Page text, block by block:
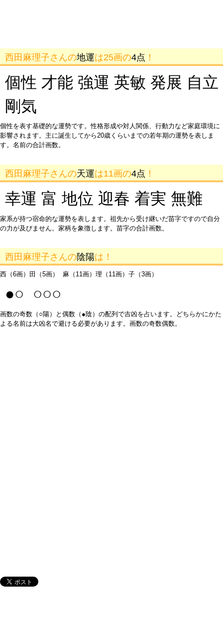
西田麻理子さんの地運は25画の4点 ！
個性 才能 強運 英敏 発展 自立
剛気
個性を表す基礎的な運勢です。性格形成や対人関係、行動力など家庭環境に
影響されます。主に誕生してから20歳くらいまでの若年期の運勢を表しま
す。名前の合計画数。
西田麻理子さんの天運は11画の4点 ！
幸運 富 地位 迎春 着実 無難
家系が持つ宿命的な運勢を表します。祖先から受け継いだ苗字ですので自分
の力が及びません。家柄を象徴します。苗字の合計画数。
西田麻理子さんの陰陽は！
西（6画）田（5画） 麻（11画）理（11画）子（3画）
●○ ○○○
画数の奇数（○陽）と偶数（●陰）の配列で吉凶を占います。どちらかにかた
よる名前は大凶名で避ける必要があります。画数の奇数偶数。